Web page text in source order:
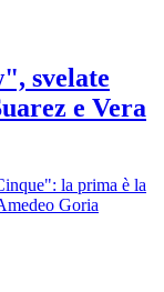
svelate
e Vera
la prima è la
Goria